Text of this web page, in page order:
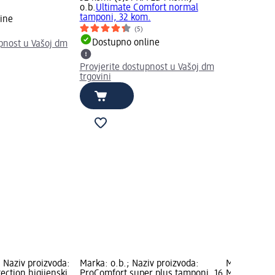
u Vašoj dm
o.b.Ultimate Comfort normal
tamponi, 32 kom.
(5)
Dostupno online
Provjerite dostupnost u Vašoj dm
trgovini
proizvoda:
Marka: o.b.; Naziv proizvoda:
Marka: